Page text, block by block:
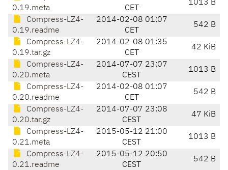
0.19.meta
CET
1013 B
Compress-LZ4-
0.19.readme
2014-02-08 01:07
CET
542 B
Compress-LZ4-
0.19.tar.gz
2014-02-08 01:35
CET
42 KiB
Compress-LZ4-
0.20.meta
2014-07-07 23:07
CEST
1013 B
Compress-LZ4-
0.20.readme
2014-02-08 01:07
CET
542 B
Compress-LZ4-
0.20.tar.gz
2014-07-07 23:08
CEST
47 KiB
Compress-LZ4-
0.21.meta
2015-05-12 21:00
CEST
1013 B
Compress-LZ4-
0.21.readme
2015-05-12 20:50
CEST
542 B